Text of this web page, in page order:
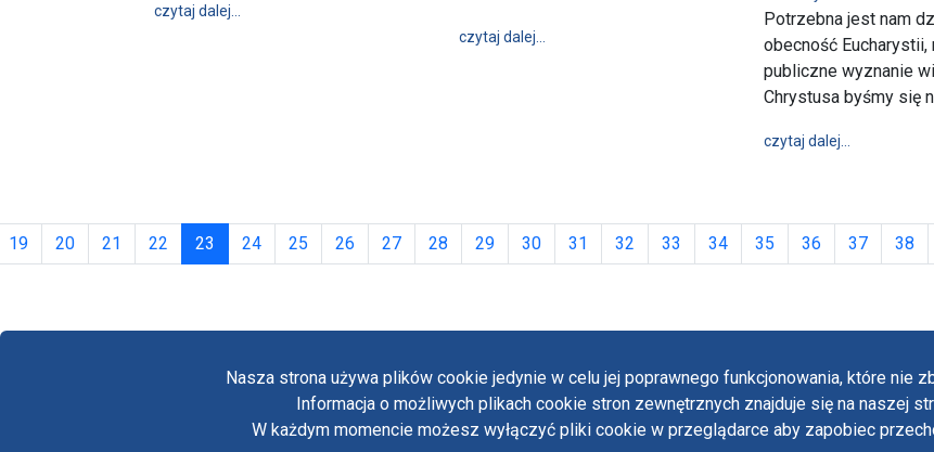
Nasza strona używa plików cookie jedynie w celu jej poprawnego funkcjonowania, które nie
Informacja o możliwych plikach cookie stron zewnętrznych znajduje się na naszej
W każdym momencie możesz wyłączyć pliki cookie w przeglądarce aby zapobiec
czytaj dalej…
czytaj dalej… wpis Stowarzyszenie Radomski Czerwiec ‘76 z
Potrzebna jest nam
obecność Eucharystii,
publiczne wyznanie
Chrystusa byśmy się
czytaj dalej…
19 20 21 22 23 (obecna)
24 25 26 27 28 29 30 31 32 33 34 35 36 37 38
Copyright © Biuro Prasowe Jasnej Góry 2026/ designed by:ordigital.pl